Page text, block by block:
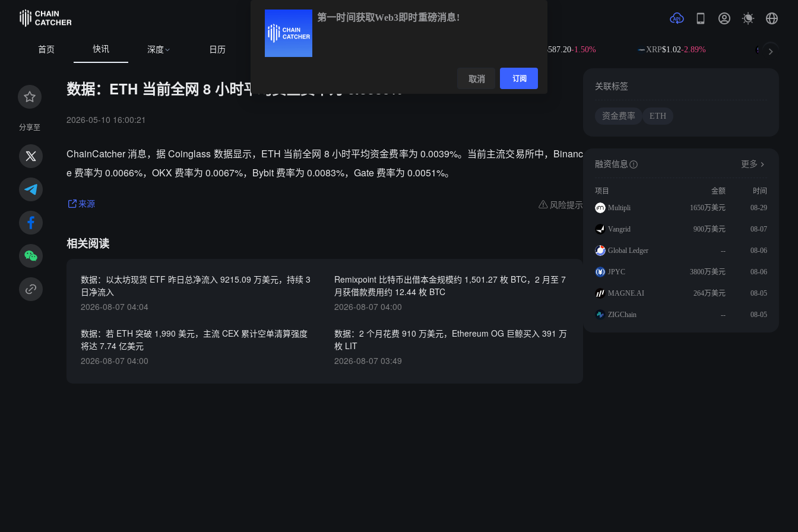
首页 快讯 深度 日历 $587.20-1.50% XRP$1.02-2.89% SOL
分享至
数据：ETH 当前全网 8 小时平均资金费率为 0.0039%
2026-05-10 16:00:21
ChainCatcher 消息，据 Coinglass 数据显示，ETH 当前全网 8 小时平均资金费率为 0.0039%。当前主流交易所中，Binanc
e 费率为 0.0066%，OKX 费率为 0.0067%，Bybit 费率为 0.0083%，Gate 费率为 0.0051%。
来源 风险提示
相关阅读
数据：以太坊现货 ETF 昨日总净流入 9215.09 万美元，持续 3
日净流入
2026-08-07 04:04
Remixpoint 比特币出借本金规模约 1,501.27 枚 BTC，2 月至 7
月获借款费用约 12.44 枚 BTC
2026-08-07 04:00
数据：若 ETH 突破 1,990 美元，主流 CEX 累计空单清算强度
将达 7.74 亿美元
2026-08-07 04:00
数据：2 个月花费 910 万美元，Ethereum OG 巨鲸买入 391 万
枚 LIT
2026-08-07 03:49
关联标签
资金费率 ETH
融资信息 更多
项目 金额
时间
Multipli
1650万美元 08-29
Vangrid 900万美元 08-07
Global Ledger -- 08-06
JPYC 3800万美元 08-06
MAGNE.AI 264万美元 08-05
ZIGChain -- 08-05
第一时间获取Web3即时重磅消息!
取消 订阅